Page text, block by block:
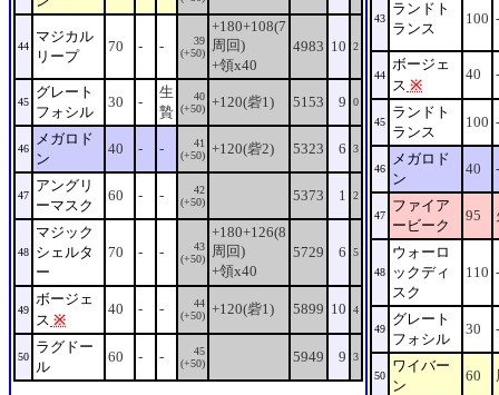
44
マジカル
リープ
70 - -
39
(+50)
+180+108(7
周回)
+領x40
4983 10 2
45
グレート
フォシル
30 -
生
贄
40
(+50) +120(砦1) 5153 9 0
46
メガロド
ン
40 - -
41
(+50) +120(砦2) 5323 6 3
47
アングリ
ーマスク
60 - -
42
(+50)
5373 1 2
48
マジック
シェルタ
ー
70 - -
43
(+50)
+180+126(8
周回)
+領x40
5729 6 5
49
ボージェ
ス ※
40 - -
44
(+50) +120(砦1) 5899 10 4
50
ラグドー
ル
60 - -
45
(+50)
5949 9 3
43
ランドト
ランス
100 -
44
ボージェ
ス ※
40 -
45
ランドト
ランス
100 -
46
メガロド
ン
40 -
47
ファイア
ービーク
95
48
ウォーロ
ックディ
スク
110 -
49
グレート
フォシル
30 -
50
ワイバー
ン
60